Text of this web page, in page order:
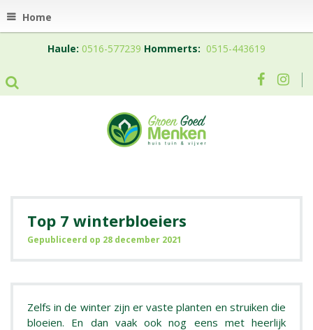
Home
Haule: 0516-577239 Hommerts: 0515-443619
Top 7 winterbloeiers
Gepubliceerd op 28 december 2021
Zelfs in de winter zijn er vaste planten en struiken die
bloeien. En dan vaak ook nog eens met heerlijk